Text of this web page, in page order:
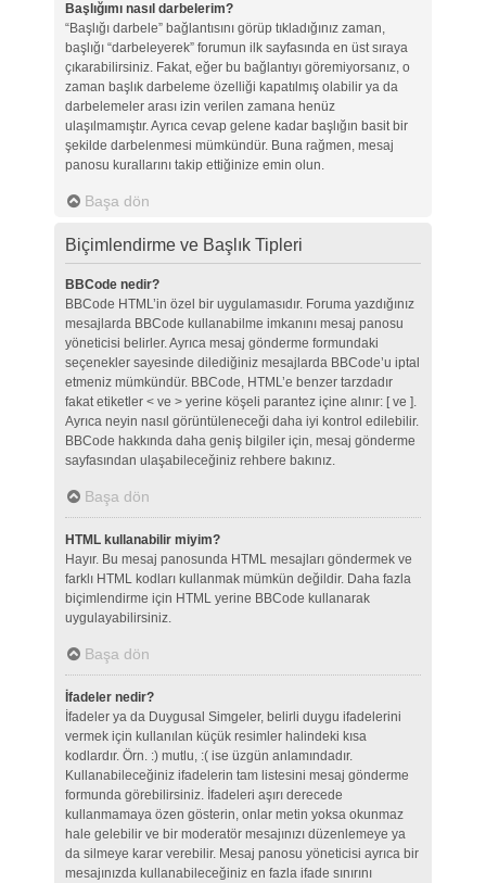
Başlığımı nasıl darbelerim?
“Başlığı darbele” bağlantısını görüp tıkladığınız zaman,
başlığı “darbeleyerek” forumun ilk sayfasında en üst sıraya
çıkarabilirsiniz. Fakat, eğer bu bağlantıyı göremiyorsanız, o
zaman başlık darbeleme özelliği kapatılmış olabilir ya da
darbelemeler arası izin verilen zamana henüz
ulaşılmamıştır. Ayrıca cevap gelene kadar başlığın basit bir
şekilde darbelenmesi mümkündür. Buna rağmen, mesaj
panosu kurallarını takip ettiğinize emin olun.
Başa dön
Biçimlendirme ve Başlık Tipleri
BBCode nedir?
BBCode HTML’in özel bir uygulamasıdır. Foruma yazdığınız
mesajlarda BBCode kullanabilme imkanını mesaj panosu
yöneticisi belirler. Ayrıca mesaj gönderme formundaki
seçenekler sayesinde dilediğiniz mesajlarda BBCode’u iptal
etmeniz mümkündür. BBCode, HTML’e benzer tarzdadır
fakat etiketler < ve > yerine köşeli parantez içine alınır: [ ve ].
Ayrıca neyin nasıl görüntüleneceği daha iyi kontrol edilebilir.
BBCode hakkında daha geniş bilgiler için, mesaj gönderme
sayfasından ulaşabileceğiniz rehbere bakınız.
Başa dön
HTML kullanabilir miyim?
Hayır. Bu mesaj panosunda HTML mesajları göndermek ve
farklı HTML kodları kullanmak mümkün değildir. Daha fazla
biçimlendirme için HTML yerine BBCode kullanarak
uygulayabilirsiniz.
Başa dön
İfadeler nedir?
İfadeler ya da Duygusal Simgeler, belirli duygu ifadelerini
vermek için kullanılan küçük resimler halindeki kısa
kodlardır. Örn. :) mutlu, :( ise üzgün anlamındadır.
Kullanabileceğiniz ifadelerin tam listesini mesaj gönderme
formunda görebilirsiniz. İfadeleri aşırı derecede
kullanmamaya özen gösterin, onlar metin yoksa okunmaz
hale gelebilir ve bir moderatör mesajınızı düzenlemeye ya
da silmeye karar verebilir. Mesaj panosu yöneticisi ayrıca bir
mesajınızda kullanabileceğiniz en fazla ifade sınırını